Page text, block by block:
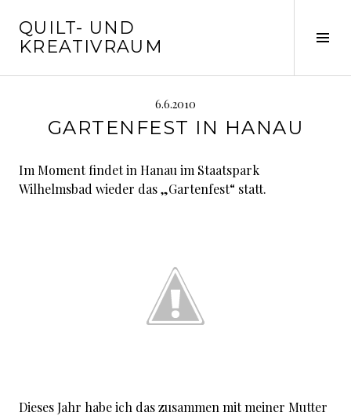
zum
Inhalt
QUILT- UND
KREATIVRAUM
6.6.2010
GARTENFEST IN HANAU
Im Moment findet in Hanau im Staatspark
Wilhelmsbad wieder das „Gartenfest“ statt.
Dieses Jahr habe ich das zusammen mit meiner Mutter